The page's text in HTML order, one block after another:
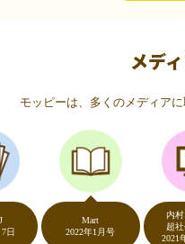
いつものネッ
（20代・女性）
友達に勧められてモッピーを
い物をすることが多いのです
のポイントとモッピーのポイ
リ…！いつものネットショッ
ントが貯まるなんて…もっと
ントはギフト券に交換して、
メデ
モッピーは、多くのメディア
2022年1月号
内村カレ
超社会科
2021年11月